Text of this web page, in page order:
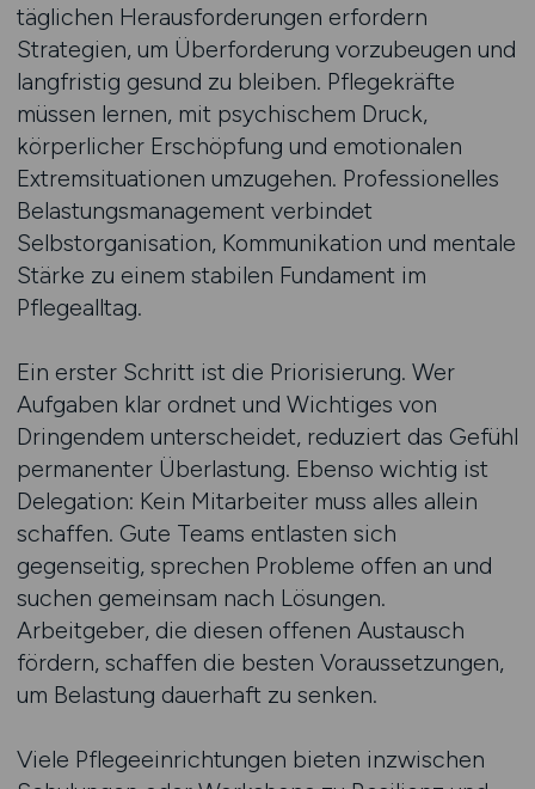
täglichen Herausforderungen erfordern
Strategien, um Überforderung vorzubeugen und
langfristig gesund zu bleiben. Pflegekräfte
müssen lernen, mit psychischem Druck,
körperlicher Erschöpfung und emotionalen
Extremsituationen umzugehen. Professionelles
Belastungsmanagement verbindet
Selbstorganisation, Kommunikation und mentale
Stärke zu einem stabilen Fundament im
Pflegealltag.
Ein erster Schritt ist die Priorisierung. Wer
Aufgaben klar ordnet und Wichtiges von
Dringendem unterscheidet, reduziert das Gefühl
permanenter Überlastung. Ebenso wichtig ist
Delegation: Kein Mitarbeiter muss alles allein
schaffen. Gute Teams entlasten sich
gegenseitig, sprechen Probleme offen an und
suchen gemeinsam nach Lösungen.
Arbeitgeber, die diesen offenen Austausch
fördern, schaffen die besten Voraussetzungen,
um Belastung dauerhaft zu senken.
Viele Pflegeeinrichtungen bieten inzwischen